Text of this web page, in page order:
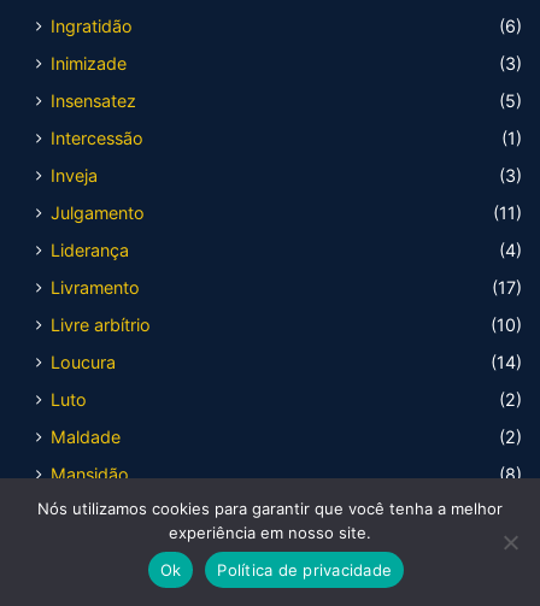
Ingratidão
(6)
Inimizade
(3)
Insensatez
(5)
Intercessão
(1)
Inveja
(3)
Julgamento
(11)
Liderança
(4)
Livramento
(17)
Livre arbítrio
(10)
Loucura
(14)
Luto
(2)
Maldade
(2)
Mansidão
(8)
Mediocridade
(3)
(16)
Nós utilizamos cookies para garantir que você tenha a melhor
experiência em nosso site.
Ok
Política de privacidade